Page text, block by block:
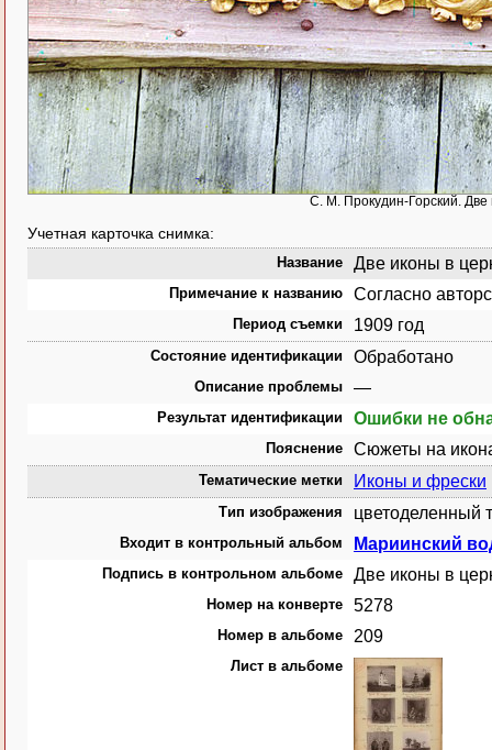
С. М. Прокудин-Горский. Две
Учетная карточка снимка:
Название Две иконы в
Примечание к названию Согласно
Период съемки 1909 год
Состояние идентификации Обработано
Описание проблемы —
Результат идентификации Ошибки не
Пояснение Сюжеты на
Тематические метки Иконы и фрески
Тип изображения цветоделенный
Входит в контрольный альбом Мариинский
Подпись в контрольном альбоме Две иконы в
Номер на конверте 5278
Номер в альбоме 209
Лист в альбоме